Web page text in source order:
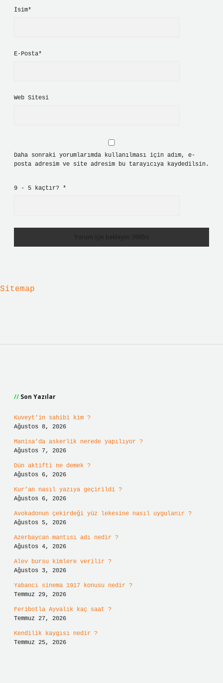
İsim*
E-Posta*
Web Sitesi
Daha sonraki yorumlarımda kullanılması için adım, e-
posta adresim ve site adresim bu tarayıcıya kaydedilsin.
9 - 5 kaçtır? *
Sitemap
Son Yazılar
Kuveyt’in sahibi kim ?
Ağustos 8, 2026
Manisa’da askerlik nerede yapılıyor ?
Ağustos 7, 2026
Dün aktifti ne demek ?
Ağustos 6, 2026
Kur’an nasıl yazıya geçirildi ?
Ağustos 6, 2026
Avokadonun çekirdeği yüz lekesine nasıl uygulanır ?
Ağustos 5, 2026
Azerbaycan mantısı adı nedir ?
Ağustos 4, 2026
Alev bursu kimlere verilir ?
Ağustos 3, 2026
Yabancı sinema 1917 konusu nedir ?
Temmuz 29, 2026
Feribotla Ayvalık kaç saat ?
Temmuz 27, 2026
Kendilik kaygısı nedir ?
Temmuz 25, 2026